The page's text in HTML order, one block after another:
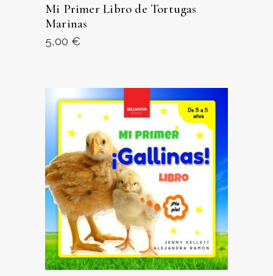
Mi Primer Libro de Tortugas
Marinas
5,00 €
VER EN AMAZON